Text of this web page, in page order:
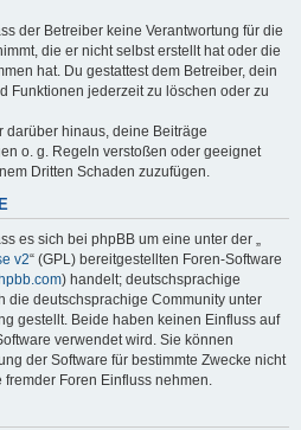
der Betreiber keine Verantwortung für die
die er nicht selbst erstellt hat oder die
hat. Du gestattest dem Betreiber, dein
Funktionen jederzeit zu löschen oder zu
darüber hinaus, deine Beiträge
o. g. Regeln verstoßen oder geeignet
Dritten Schaden zuzufügen.
es sich bei phpBB um eine unter der „
v2“ (GPL) bereitgestellten Foren-Software
) handelt; deutschsprachige
die deutschsprachige Community unter
gestellt. Beide haben keinen Einfluss auf
verwendet wird. Sie können
der Software für bestimmte Zwecke nicht
Foren Einfluss nehmen.